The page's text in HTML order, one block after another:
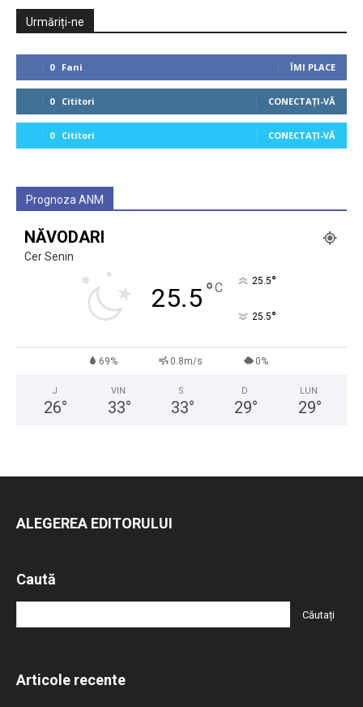
Urmăriți-ne
0 Fani ÎMI PLACE
0 Cititori CONECTAȚI-VĂ
0 Cititori CONECTAȚI-VĂ
Prognoza ANM
NĂVODARI
Cer Senin
25.5°C 25.5°
25.5°
69% 0.8m/s 0%
J
26°
VIN
33°
S
33°
D
29°
LUN
29°
ALEGEREA EDITORULUI
Caută
Articole recente